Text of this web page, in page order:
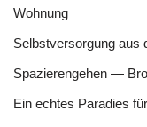
Wohnung
Selbstversorgung aus
Spazierengehen —
Ein echtes Paradies